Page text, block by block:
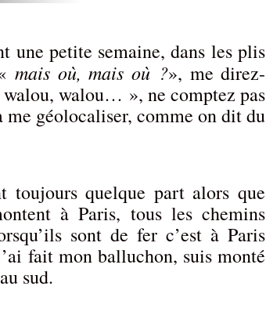
une petite semaine, dans les plis
«mais où, mais où ?», me direz-
walou… », ne comptez pas
me géolocaliser, comme on dit du
toujours quelque part alors que
à Paris, tous les chemins
sont de fer c’est à Paris
fait mon balluchon, suis monté
sud.